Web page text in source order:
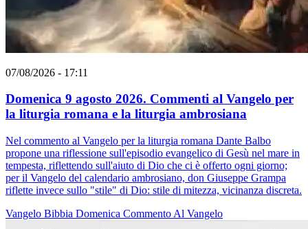
07/08/2026 - 17:11
Domenica 9 agosto 2026. Commenti al Vangelo per
la liturgia romana e la liturgia ambrosiana
Nel commento al Vangelo per la liturgia romana Dante Balbo
propone una riflessione sull'episodio evangelico di Gesù nel mare in
tempesta, riflettendo sull'aiuto di Dio che ci è offerto ogni giorno;
per il Vangelo del calendario ambrosiano, don Giuseppe Grampa
riflette invece sullo "stile" di Dio: stile di mitezza, vicinanza discreta.
Vangelo Bibbia Domenica Commento Al Vangelo